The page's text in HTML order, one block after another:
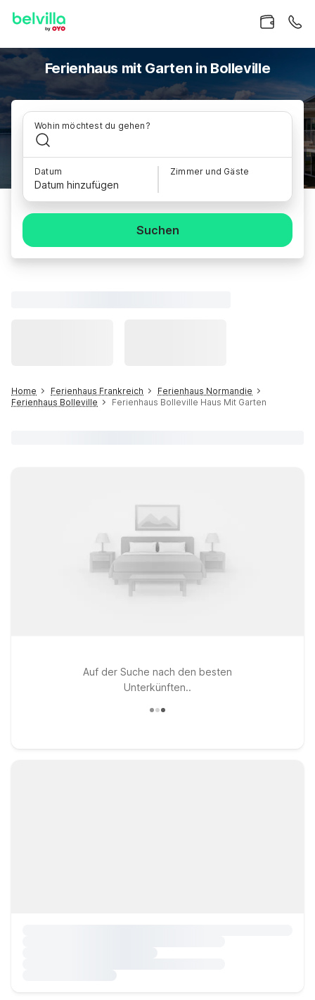
Ferienhaus mit Garten in Bolleville
Wohin möchtest du gehen?
Datum
Datum hinzufügen
Zimmer und Gäste
Suchen
Home Ferienhaus Frankreich
Ferienhaus Normandie
Ferienhaus Bolleville
Ferienhaus Bolleville Haus Mit Garten
Auf der Suche nach den besten
Unterkünften..